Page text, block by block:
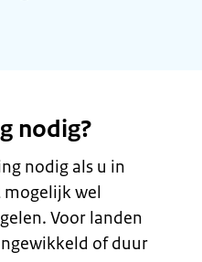
nodig?
nodig als u in
mogelijk wel
Voor landen
of duur